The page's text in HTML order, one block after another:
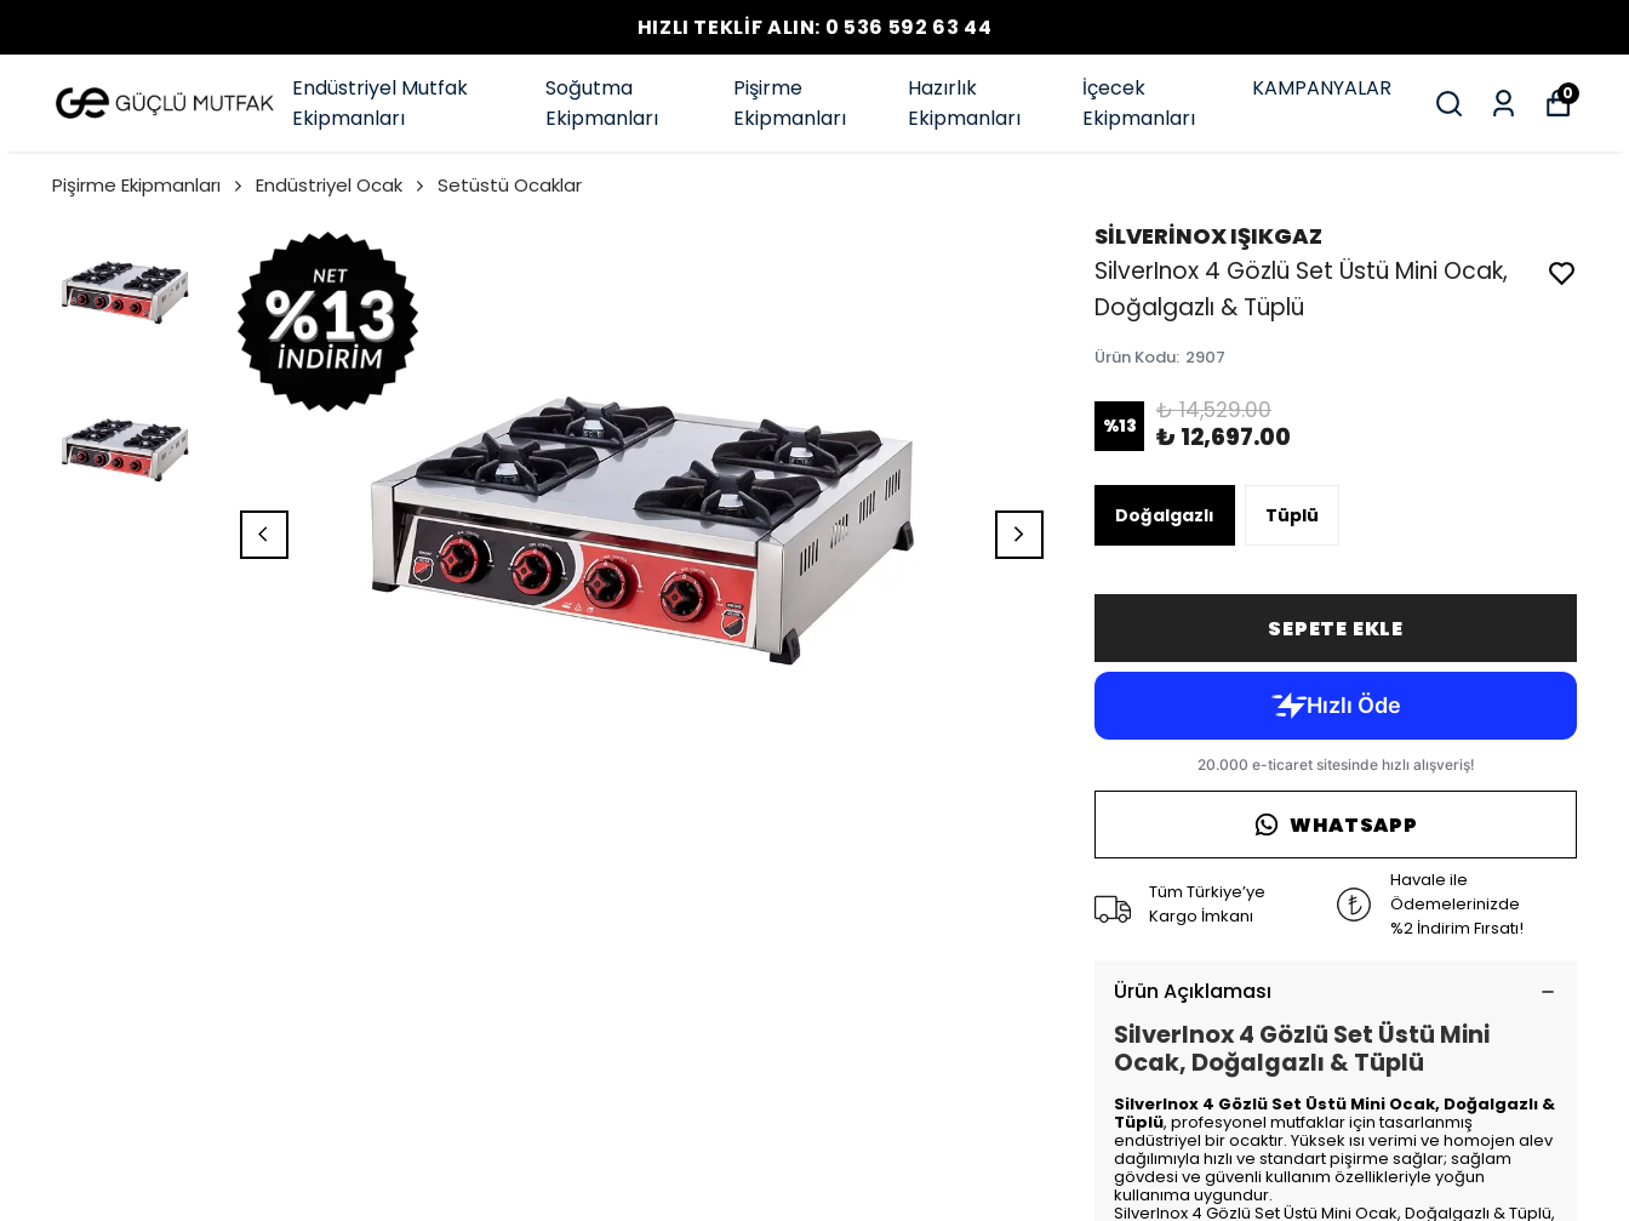
HIZLI TEKLİF ALIN: 0 536 592 63 44
Endüstriyel Mutfak
Ekipmanları
Soğutma
Ekipmanları
Pişirme
Ekipmanları
Hazırlık
Ekipmanları
İçecek
Ekipmanları
KAMPANYALAR 0
Pişirme Ekipmanları Endüstriyel Ocak Setüstü Ocaklar
SİLVERİNOX IŞIKGAZ
SilverInox 4 Gözlü Set Üstü Mini Ocak,
Doğalgazlı & Tüplü
Ürün Kodu: 2907
%13
₺ 14,529.00
₺ 12,697.00
Doğalgazlı Tüplü
SEPETE EKLE
WHATSAPP
Tüm Türkiye’ye
Kargo İmkanı
Havale ile
Ödemelerinizde
%2 İndirim Fırsatı!
Ürün Açıklaması
SilverInox 4 Gözlü Set Üstü Mini
Ocak, Doğalgazlı & Tüplü
SilverInox 4 Gözlü Set Üstü Mini Ocak, Doğalgazlı &
Tüplü, profesyonel mutfaklar için tasarlanmış
endüstriyel bir ocaktır. Yüksek ısı verimi ve homojen alev
dağılımıyla hızlı ve standart pişirme sağlar; sağlam
gövdesi ve güvenli kullanım özellikleriyle yoğun
kullanıma uygundur.
SilverInox 4 Gözlü Set Üstü Mini Ocak, Doğalgazlı & Tüplü,